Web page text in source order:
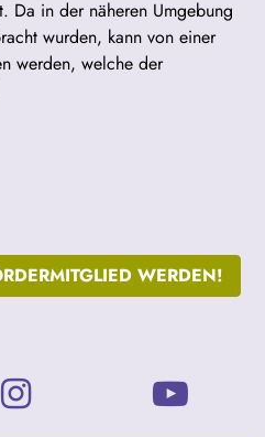
Da in der näheren Umgebung
wurden, kann von einer
werden, welche der
WERDEN!